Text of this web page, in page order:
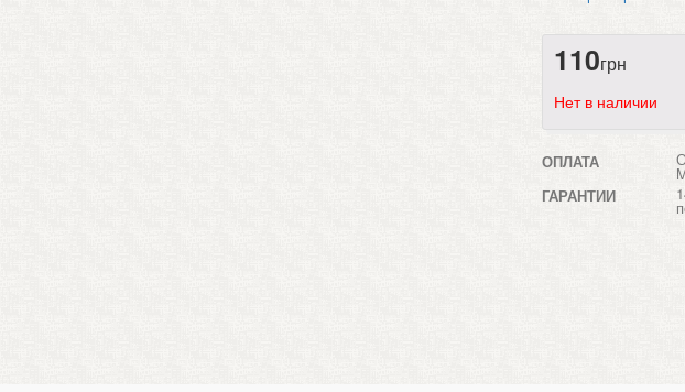
110грн
Нет в наличии
ОПЛАТА
ГАРАНТИИ